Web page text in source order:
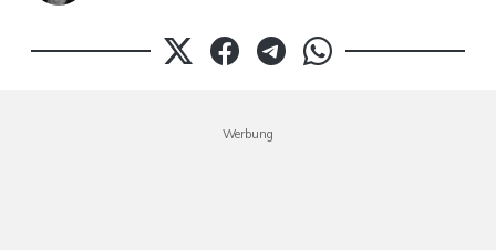
Werbung